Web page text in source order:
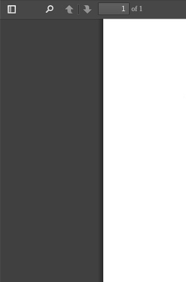
Toggle
PreviousNext
of 1